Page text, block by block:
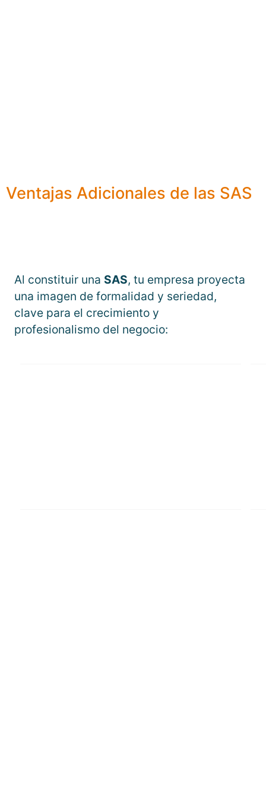
Ventajas Adicionales de las SAS
Al constituir una SAS, tu empresa proyecta
una imagen de formalidad y seriedad,
clave para el crecimiento y
profesionalismo del negocio: